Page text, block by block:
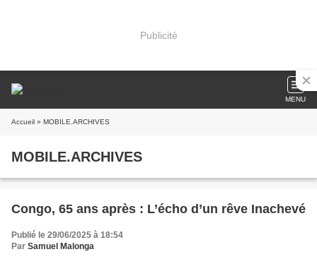
Publicité
MENU
Accueil » MOBILE.ARCHIVES
MOBILE.ARCHIVES
Congo, 65 ans après : L’écho d’un rêve Inachevé
Publié le 29/06/2025 à 18:54
Par Samuel Malonga